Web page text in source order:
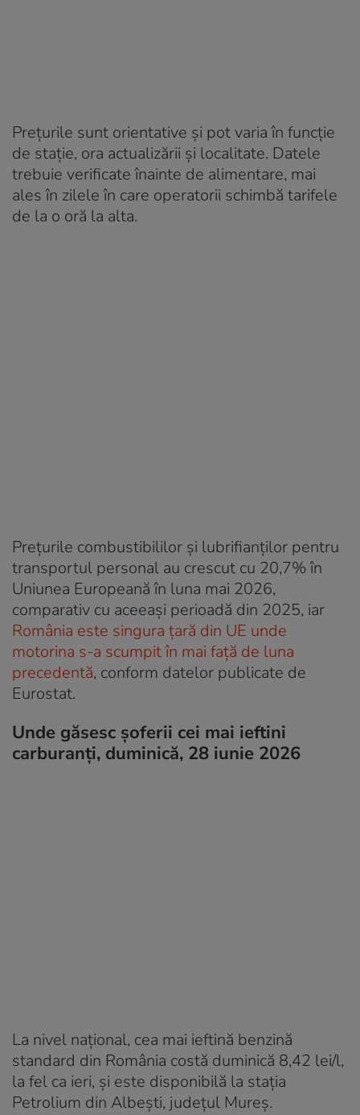
Prețurile sunt orientative și pot varia în funcție
de stație, ora actualizării și localitate. Datele
trebuie verificate înainte de alimentare, mai
ales în zilele în care operatorii schimbă tarifele
de la o oră la alta.
Prețurile combustibililor și lubrifianților pentru
transportul personal au crescut cu 20,7% în
Uniunea Europeană în luna mai 2026,
comparativ cu aceeași perioadă din 2025, iar
România este singura ţară din UE unde
motorina s-a scumpit în mai faţă de luna
precedentă, conform datelor publicate de
Eurostat.
Unde găsesc șoferii cei mai ieftini
carburanți, duminică, 28 iunie 2026
La nivel național, cea mai ieftină benzină
standard din România costă duminică 8,42 lei/l,
la fel ca ieri, și este disponibilă la stația
Petrolium din Albești, județul Mureș.